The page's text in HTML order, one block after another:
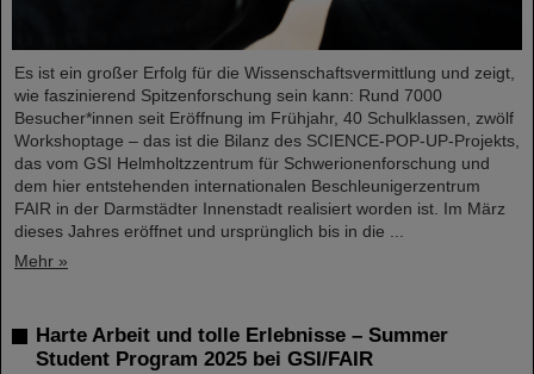
Es ist ein großer Erfolg für die Wissenschaftsvermittlung und zeigt,
wie faszinierend Spitzenforschung sein kann: Rund 7000
Besucher*innen seit Eröffnung im Frühjahr, 40 Schulklassen, zwölf
Workshoptage – das ist die Bilanz des SCIENCE-POP-UP-Projekts,
das vom GSI Helmholtzzentrum für Schwerionenforschung und
dem hier entstehenden internationalen Beschleunigerzentrum
FAIR in der Darmstädter Innenstadt realisiert worden ist. Im März
dieses Jahres eröffnet und ursprünglich bis in die ...
Mehr »
Harte Arbeit und tolle Erlebnisse – Summer
Student Program 2025 bei GSI/FAIR